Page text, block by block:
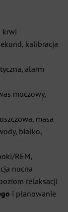
krwi
kalibracja
alarm
moczowy,
masa
białko,
REM,
nocna
relaksacji
i planowanie